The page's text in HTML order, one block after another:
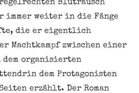
Blutrausch
immer weiter in die Fänge
die er eigentlich
Machtkampf zwischen einer
organisierten
dem Protagonisten
erzählt. Der Roman